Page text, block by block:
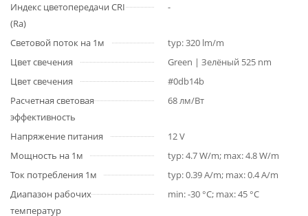
Индекс цветопередачи CRI
(Ra)
-
Световой поток на 1м
typ: 320 lm/m
Цвет свечения
Green | Зелёный 525 nm
Цвет свечения
#0db14b
Расчетная световая
эффективность
68 лм/Вт
Напряжение питания
12 V
Мощность на 1м
typ: 4.7 W/m; max: 4.8 W/m
Ток потребления 1м
typ: 0.39 A/m; max: 0.4 A/m
Диапазон рабочих
температур
min: -30 °C; max: 45 °C